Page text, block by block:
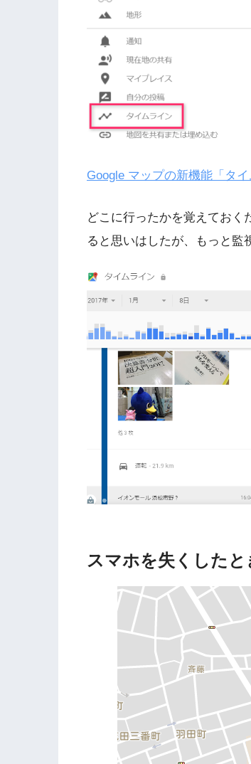
Google マップの新機能「タ
どこに行ったかを覚えておく
ると思いはしたが、もっと監
スマホを失くした